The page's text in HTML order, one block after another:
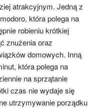
atrakcyjnym. Jedną z
która polega na
robieniu krótkiej
znużenia oraz
domowych. Inną
która polega na
na sprzątanie
czas nie wydaje się
utrzymywanie porządku